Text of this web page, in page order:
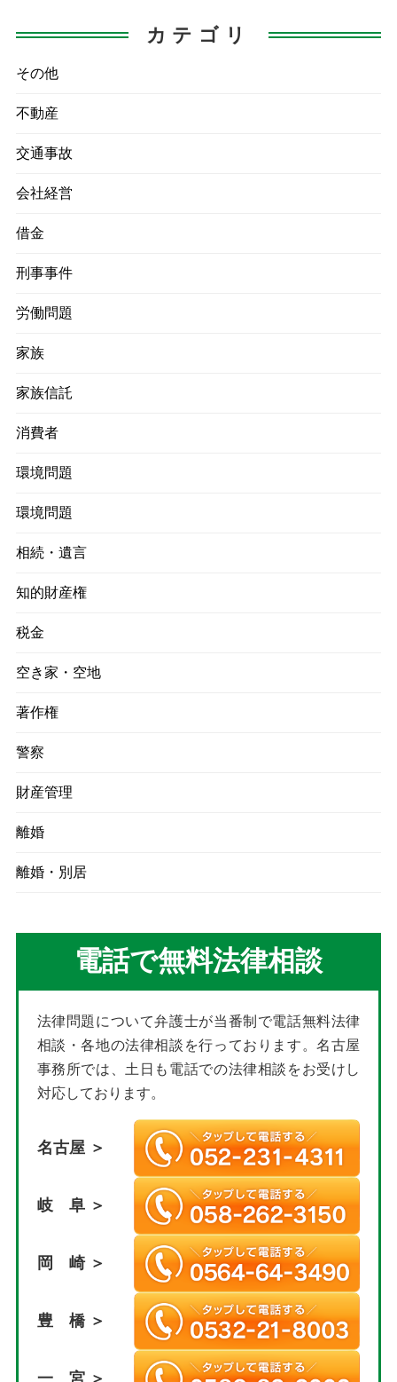
カテゴリ
その他
不動産
交通事故
会社経営
借金
刑事事件
労働問題
家族
家族信託
消費者
環境問題
環境問題
相続・遺言
知的財産権
税金
空き家・空地
著作権
警察
財産管理
離婚
離婚・別居
電話で無料法律相談
法律問題について弁護士が当番制で電話無料法律
相談・各地の法律相談を行っております。名古屋
事務所では、土日も電話での法律相談をお受けし
対応しております。
名古屋 ＞
岐 阜 ＞
岡 崎 ＞
豊 橋 ＞